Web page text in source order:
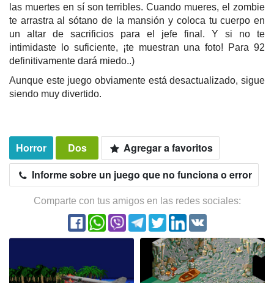
las muertes en sí son terribles. Cuando mueres, el zombie
te arrastra al sótano de la mansión y coloca tu cuerpo en
un altar de sacrificios para el jefe final. Y si no te
intimidaste lo suficiente, ¡te muestran una foto! Para 92
definitivamente dará miedo..)
Aunque este juego obviamente está desactualizado, sigue
siendo muy divertido.
Horror Dos
Agregar a favoritos
Informe sobre un juego que no funciona o error
Comparte con tus amigos en las redes sociales: